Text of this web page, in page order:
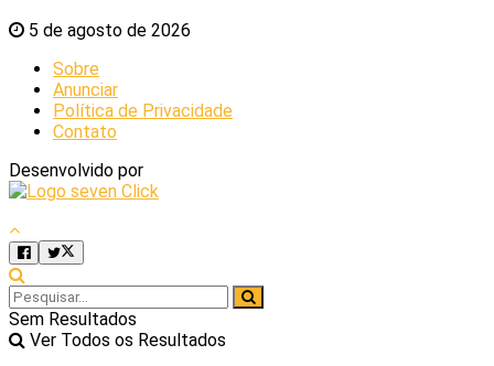
5 de agosto de 2026
Sobre
Anunciar
Política de Privacidade
Contato
Desenvolvido por
Sem Resultados
Ver Todos os Resultados